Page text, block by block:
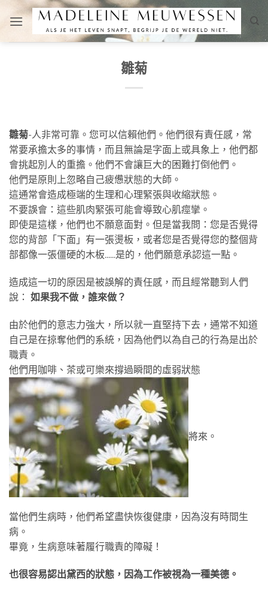
content
雛菊
雛菊-人非常可靠。您可以信賴他們。他們很有責任感，常
常要承擔太多的事情，而且無論是字面上或具象上，他們都
會挑起別人的重擔。他們不會讓巨大的困難打倒他們。
他們是原則上忽略自己疲憊狀態的大師。
這通常會造成極端的生理和心理緊張與收縮狀態。
不要誤會：這些肌肉緊張可能會導致心肌痙攣。
即使是這樣，他們也不願意面對。但是當我問：您是否覺得
您的背部「下面」有一張燙板，或者您是否覺得您的整個背
部都像一張僵硬的木板......是的，他們願意承認這一點。
造成這一切的原因是被誤解的責任感，而且經常聽到人們
說： 如果我不做，誰來做？
由於他們的意志力強大，所以就一直堅持下去，通常不知道
自己是在掠奪他們的系統，因為他們以為自己的行為是出於
職責。
他們用咖啡、茶或可樂來撐過瞬間的虛弱狀態
將來。
當他們生病時，他們希望盡快恢復健康，因為沒有時間生
病。
畢竟，生病意味著履行職責的障礙！
也很容易認出黛西的狀態，因為工作被視為一種美德。